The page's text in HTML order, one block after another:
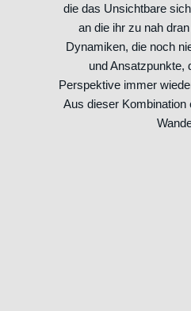
die das Unsichtbare
an die ihr zu nah
Dynamiken, die noch
und Ansatzpunkte,
Perspektive immer
Aus dieser Kombination